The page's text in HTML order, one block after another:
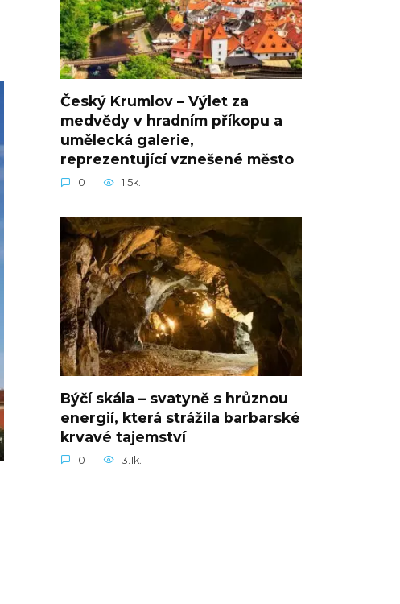
Český Krumlov – Výlet za
medvědy v hradním příkopu a
umělecká galerie,
reprezentující vznešené město
0 1.5k.
Býčí skála – svatyně s hrůznou
energií, která strážila barbarské
krvavé tajemství
0 3.1k.